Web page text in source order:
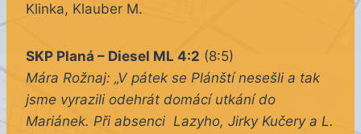
Klinka, Klauber M.
SKP Planá – Diesel ML 4:2 (8:5)
Mára Rožnaj: „V pátek se Plánští nesešli a tak
jsme vyrazili odehrát domácí utkání do
Mariánek. Při absenci Lazyho, Jirky Kučery a L.